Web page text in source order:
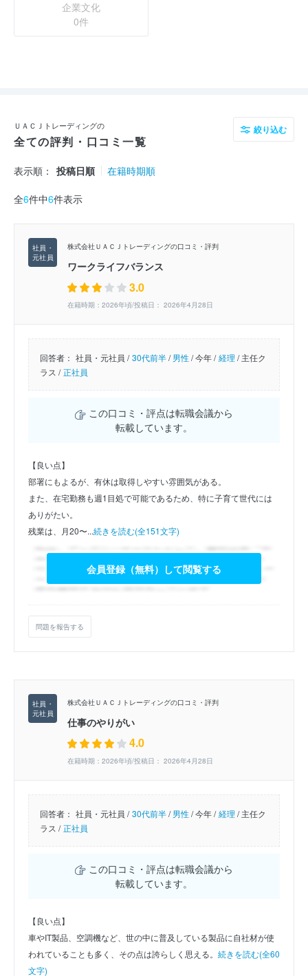
企業文化
0件
ＵＡＣＪトレーディングの
全ての評判・口コミ一覧
絞り込む
表示順： 投稿日順 在籍時期順
全6件中6件表示
株式会社ＵＡＣＪトレーディングの口コミ・評判
ワークライフバランス
3.0
在籍時期：2026年頃/投稿日： 2026年4月28日
回答者： 社員・元社員 / 30代前半/男性/今年 / 経理 /主任ク
ラス / 正社員
この口コミ・評点は転職会議から
転載しています。
【良い点】
部署にもよるが、有休は取得しやすい雰囲気がある。
また、在宅勤務も週1目処で可能であるため、特に子育て世代には
ありがたい。
残業は、月20〜...続きを読む(全151文字)
会員登録（無料）して閲覧する
問題を報告する
株式会社ＵＡＣＪトレーディングの口コミ・評判
仕事のやりがい
4.0
在籍時期：2026年頃/投稿日： 2026年4月28日
回答者： 社員・元社員 / 30代前半/男性/今年 / 経理 /主任ク
ラス / 正社員
この口コミ・評点は転職会議から
転載しています。
【良い点】
車やIT製品、空調機など、世の中に普及している製品に自社材が使
われていることも多く、その点は誇らしく思える。 続きを読む(全60
文字)